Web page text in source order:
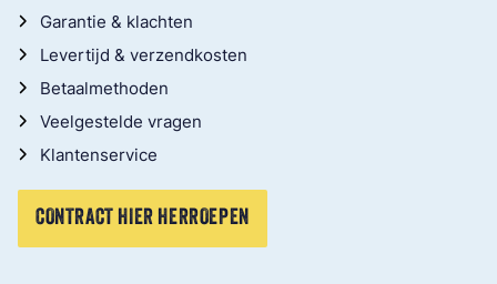
Garantie & klachten
Levertijd & verzendkosten
Betaalmethoden
Veelgestelde vragen
Klantenservice
CONTRACT HIER HERROEPEN